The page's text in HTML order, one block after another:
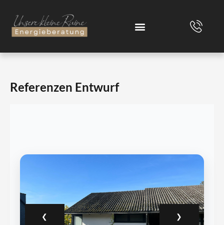
Inhalt
springen
Referenzen Entwurf
❮ ❯